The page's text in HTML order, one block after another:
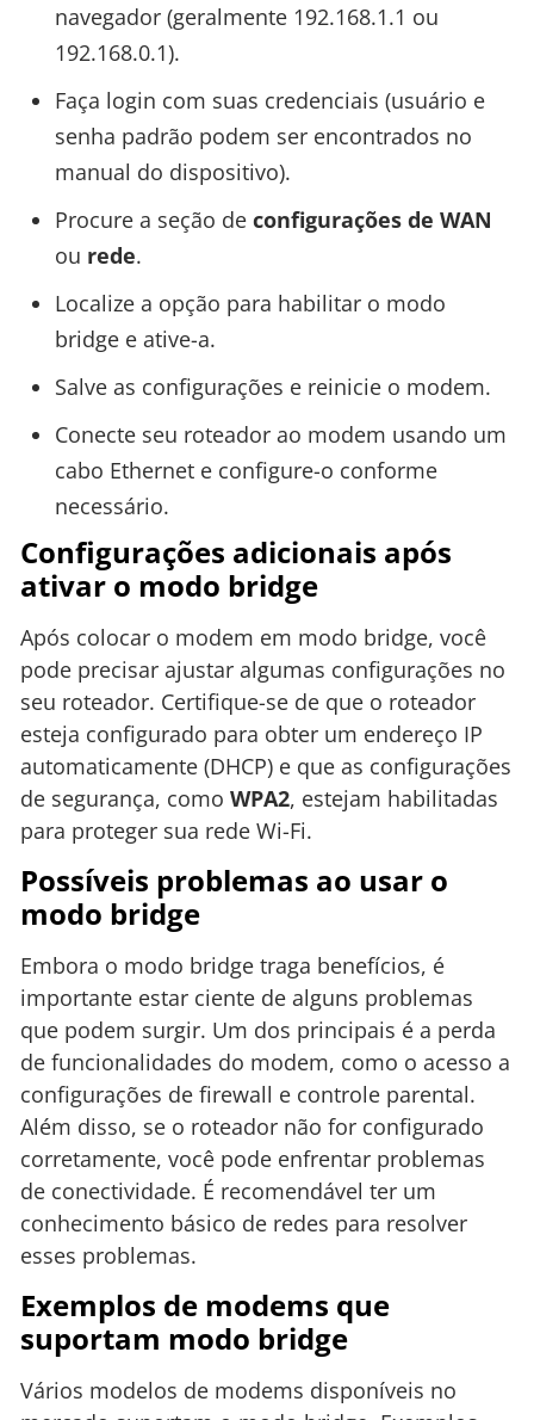
navegador (geralmente 192.168.1.1 ou
192.168.0.1).
Faça login com suas credenciais (usuário e
senha padrão podem ser encontrados no
manual do dispositivo).
Procure a seção de configurações de WAN
ou rede.
Localize a opção para habilitar o modo
bridge e ative-a.
Salve as configurações e reinicie o modem.
Conecte seu roteador ao modem usando um
cabo Ethernet e configure-o conforme
necessário.
Configurações adicionais após
ativar o modo bridge
Após colocar o modem em modo bridge, você
pode precisar ajustar algumas configurações no
seu roteador. Certifique-se de que o roteador
esteja configurado para obter um endereço IP
automaticamente (DHCP) e que as configurações
de segurança, como WPA2, estejam habilitadas
para proteger sua rede Wi-Fi.
Possíveis problemas ao usar o
modo bridge
Embora o modo bridge traga benefícios, é
importante estar ciente de alguns problemas
que podem surgir. Um dos principais é a perda
de funcionalidades do modem, como o acesso a
configurações de firewall e controle parental.
Além disso, se o roteador não for configurado
corretamente, você pode enfrentar problemas
de conectividade. É recomendável ter um
conhecimento básico de redes para resolver
esses problemas.
Exemplos de modems que
suportam modo bridge
Vários modelos de modems disponíveis no